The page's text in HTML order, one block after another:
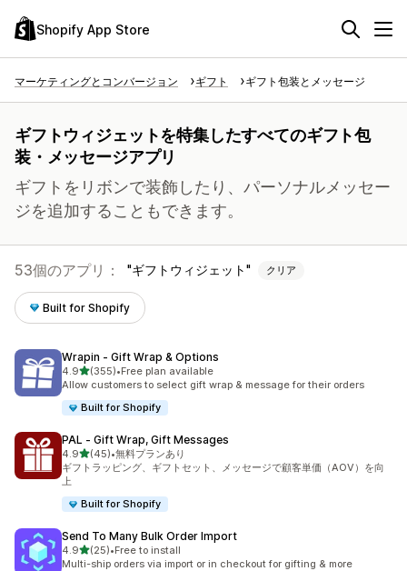
Shopify App Store
マーケティングとコンバージョン ギフト ギフト包装とメッセージ
ギフトウィジェットを特集したすべてのギフト包
装・メッセージアプリ
ギフトをリボンで装飾したり、パーソナルメッセー
ジを追加することもできます。
53個のアプリ： ギフトウィジェット クリア
Built for Shopify
Wrapin ‑ Gift Wrap & Options
4.95つ星中
(355)
合計レビュー数：355件
•Free plan available
Allow customers to select gift wrap & message for their orders
Built for Shopify
PAL ‑ Gift Wrap, Gift Messages
4.95つ星中
(45)
合計レビュー数：45件
•無料プランあり
ギフトラッピング、ギフトセット、メッセージで顧客単価（AOV）を向
上
Built for Shopify
Send To Many Bulk Order Import
4.95つ星中
(25)
合計レビュー数：25件
•Free to install
Multi-ship orders via import or in checkout for gifting & more